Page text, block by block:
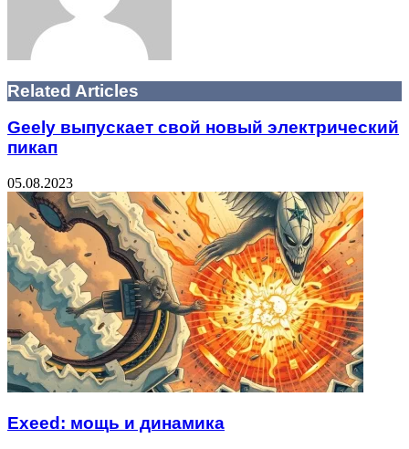
Related Articles
Geely выпускает свой новый электрический
пикап
05.08.2023
Exeed: мощь и динамика